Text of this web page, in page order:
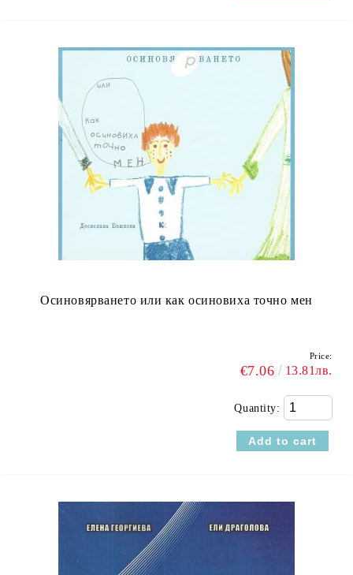
Осиновярването или как осиновиха точно мен
Price:
€7.06 13.81лв.
Quantity: